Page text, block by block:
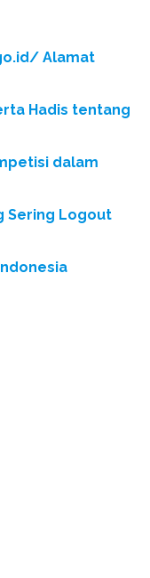
Alamat
Hadis tentang
dalam
Sering Logout